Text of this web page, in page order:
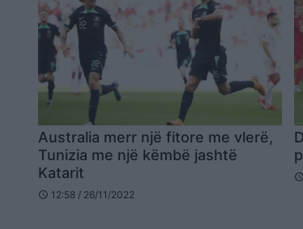
Australia merr një fitore me vlerë,
Tunizia me një këmbë jashtë
Katarit
schedule 12:58 / 26/11/2022
schedule